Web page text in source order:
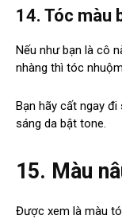
14. Tóc màu
Nếu như bạn là cô
nhàng thì tóc
Bạn hãy cất ngay
sáng da bật tone.
15. Màu
Được xem là màu